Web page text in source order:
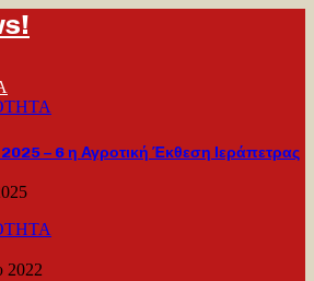
– 6 η Αγροτική Έκθεση Ιεράπετρας
2022